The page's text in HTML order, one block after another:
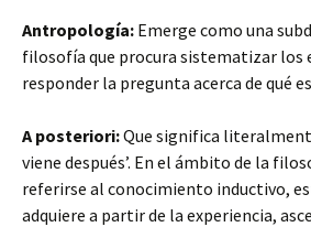
Antropología: Emerge como una
filosofía que procura sistematizar los
responder la pregunta acerca de qué
A posteriori:Que significa
viene después’. En el ámbito de la
referirse al conocimiento inductivo,
adquiere a partir de la experiencia,